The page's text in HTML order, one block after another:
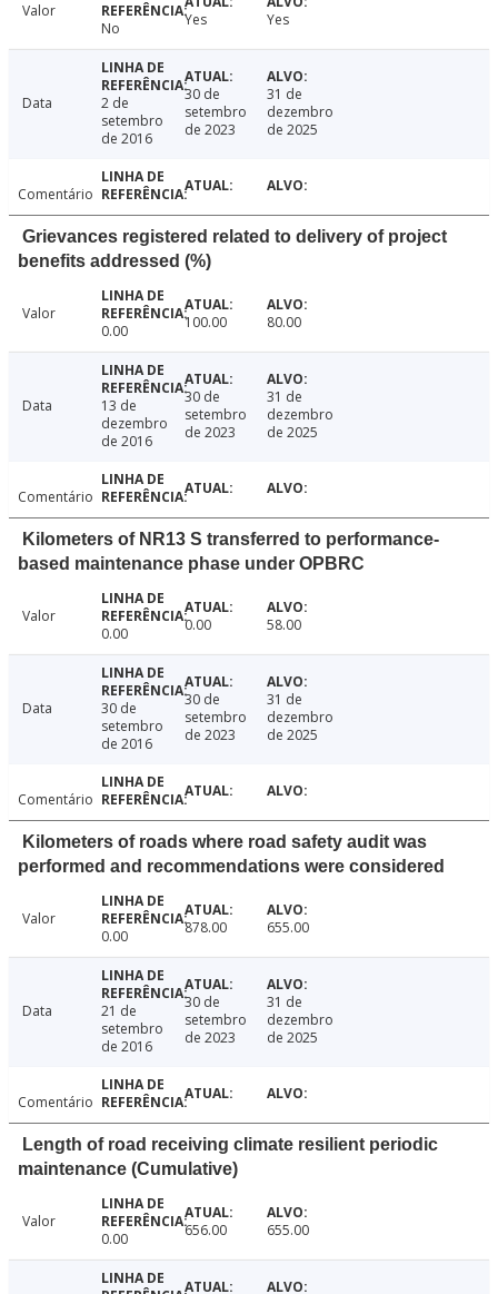
Valor
No
Yes Yes
Data
2 de
setembro
de 2016
30 de
setembro
de 2023
31 de
dezembro
de 2025
Comentário
Grievances registered related to delivery of project
benefits addressed (%)
Valor
0.00
100.00 80.00
Data
13 de
dezembro
de 2016
30 de
setembro
de 2023
31 de
dezembro
de 2025
Comentário
Kilometers of NR13 S transferred to performance-
based maintenance phase under OPBRC
Valor
0.00
0.00 58.00
Data
30 de
setembro
de 2016
30 de
setembro
de 2023
31 de
dezembro
de 2025
Comentário
Kilometers of roads where road safety audit was
performed and recommendations were considered
Valor
0.00
878.00 655.00
Data
21 de
setembro
de 2016
30 de
setembro
de 2023
31 de
dezembro
de 2025
Comentário
Length of road receiving climate resilient periodic
maintenance (Cumulative)
Valor
0.00
656.00 655.00